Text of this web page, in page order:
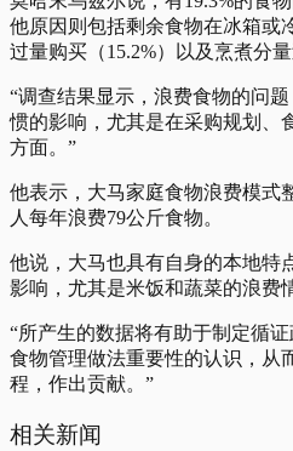
他原因则包括剩余食物在冰箱或
过量购买（15.2%）以及烹煮分
“调查结果显示，浪费食物的问
惯的影响，尤其是在采购规划、
方面。”
他表示，大马家庭食物浪费模式
人每年浪费79公斤食物。
他说，大马也具有自身的本地特
影响，尤其是米饭和蔬菜的浪费
“所产生的数据将有助于制定循
食物管理做法重要性的认识，从
程，作出贡献。”
相关新闻